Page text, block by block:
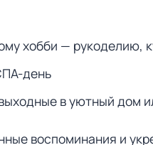
хобби — рукоделию,
день
в уютный дом
воспоминания и